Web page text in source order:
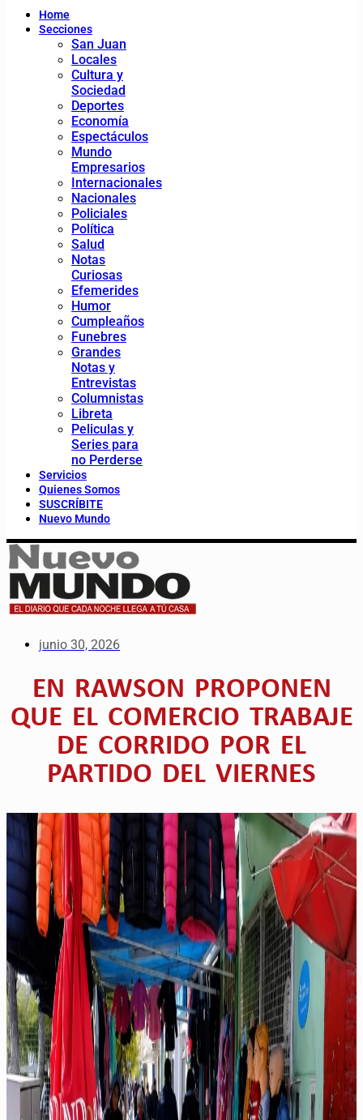
Home
Secciones
San Juan
Locales
Cultura y
Sociedad
Deportes
Economía
Espectáculos
Mundo
Empresarios
Internacionales
Nacionales
Policiales
Política
Salud
Notas
Curiosas
Efemerides
Humor
Cumpleaños
Funebres
Grandes
Notas y
Entrevistas
Columnistas
Libreta
Peliculas y
Series para
no Perderse
Servicios
Quienes Somos
SUSCRÍBITE
Nuevo Mundo
junio 30, 2026
EN RAWSON PROPONEN
QUE EL COMERCIO TRABAJE
DE CORRIDO POR EL
PARTIDO DEL VIERNES